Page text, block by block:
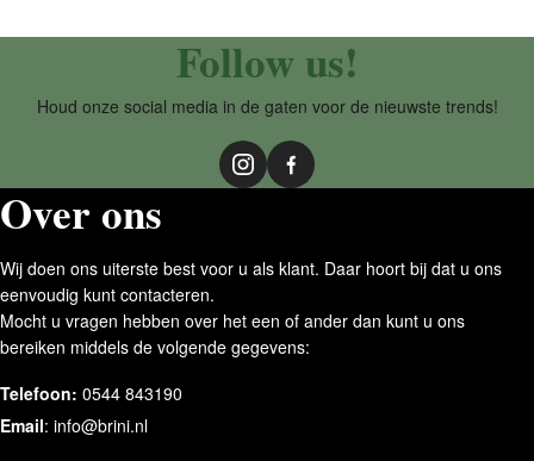
Follow us!
Houd onze social media in de gaten voor de nieuwste trends!
Over ons
Wij doen ons uiterste best voor u als klant. Daar hoort bij dat u ons
eenvoudig kunt contacteren.
Mocht u vragen hebben over het een of ander dan kunt u ons
bereiken middels de volgende gegevens:
Telefoon: 0544 843190
Email: info@brini.nl